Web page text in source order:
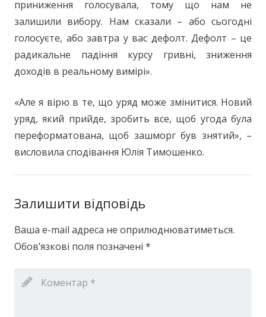
приниження голосувала, тому що нам не
залишили вибору. Нам сказали – або сьогодні
голосуєте, або завтра у вас дефолт. Дефолт – це
радикальне падіння курсу гривні, зниження
доходів в реальному вимірі».
«Але я вірю в те, що уряд може змінитися. Новий
уряд, який прийде, зробить все, щоб угода була
переформатована, щоб зашморг був знятий», –
висловила сподівання Юлія Тимошенко.
Залишити відповідь
Ваша e-mail адреса не оприлюднюватиметься.
Обов’язкові поля позначені *